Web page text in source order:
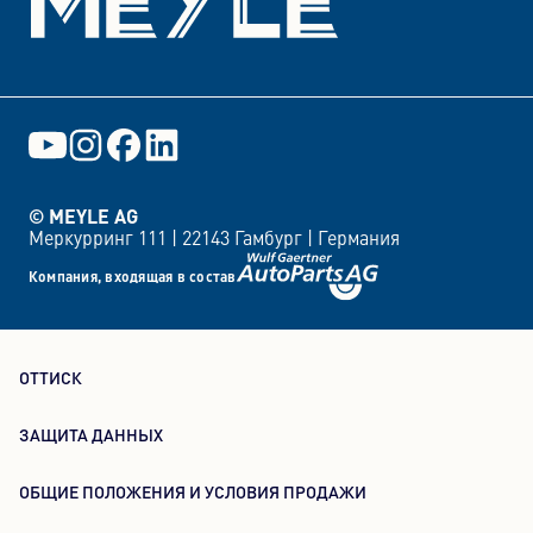
© MEYLE AG
Меркурринг 111 | 22143 Гамбург | Германия
Компания, входящая в состав
ОТТИСК
ЗАЩИТА ДАННЫХ
ОБЩИЕ ПОЛОЖЕНИЯ И УСЛОВИЯ ПРОДАЖИ